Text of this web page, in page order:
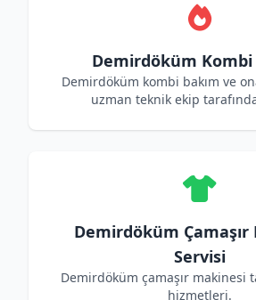
Demirdöküm Kombi
Demirdöküm kombi bakım ve
uzman teknik ekip
Demirdöküm
Servisi
Demirdöküm çamaşır makinesi
hizmetleri.